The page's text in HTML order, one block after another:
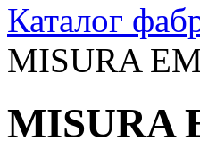
Каталог
MISURA
MISURA